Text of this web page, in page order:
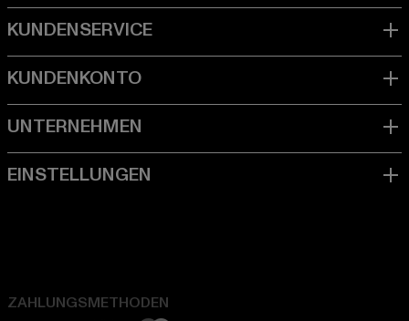
ZAHLUNGSMETHODEN